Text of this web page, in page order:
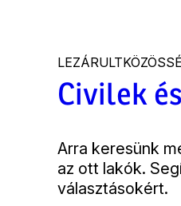
LEZÁRULT
Civilek
Bevezető
Arra keresünk
az ott lakók.
választásokért.